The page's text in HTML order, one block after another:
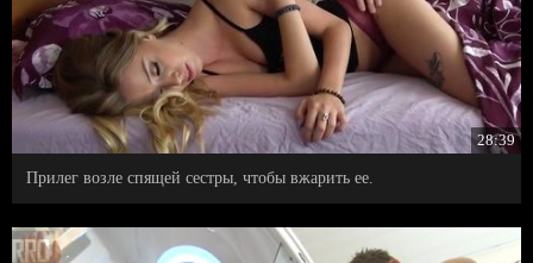
28:39
Прилег возле спящей сестры, чтобы вжарить ее.